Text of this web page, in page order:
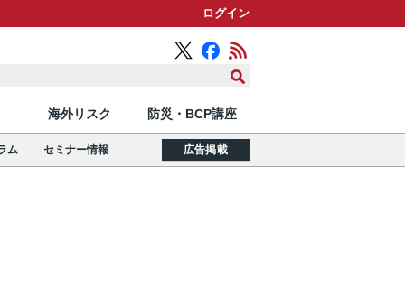
ログイン
海外リスク 防災・BCP講座
ム セミナー情報 広告掲載